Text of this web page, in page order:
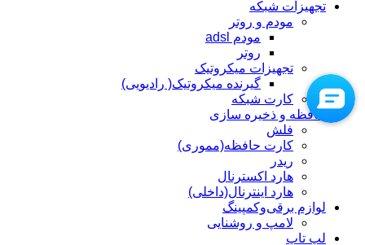
تجهیزات شبکه
مودم و روتر
مودم adsl
روتر
تجهیزات میکروتیک
گیرنده میکروتیک( رادیویی)
کارت شبکه
حافظه و ذخیره سازی
فلش
کارت حافظه(مموری)
ریدر
هارد اکسترنال
هارد اینترنال(داخلی)
لوازم برقی‌وکمپینگ
لامپ و روشنایی
لپ تاپ